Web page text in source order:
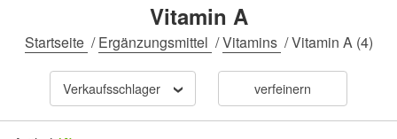
Vitamin A
Startseite /Ergänzungsmittel /Vitamins /Vitamin A(4)
Verkaufsschlager verfeinern